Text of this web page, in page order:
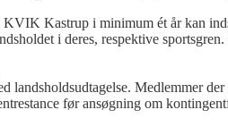
KVIK Kastrup i minimum ét år kan
i deres, respektive
landsholdsudtagelse. Medlemmer
før ansøgning om